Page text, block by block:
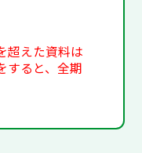
超えた資料は
すると、全期